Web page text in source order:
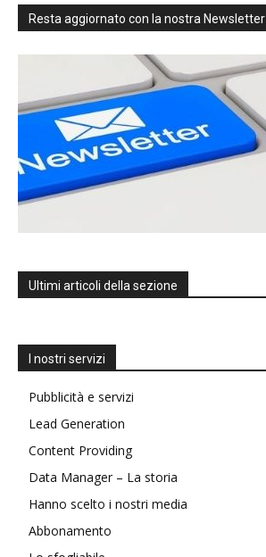
Resta aggiornato con la nostra Newsletter
Ultimi articoli della sezione
I nostri servizi
Pubblicità e servizi
Lead Generation
Content Providing
Data Manager – La storia
Hanno scelto i nostri media
Abbonamento